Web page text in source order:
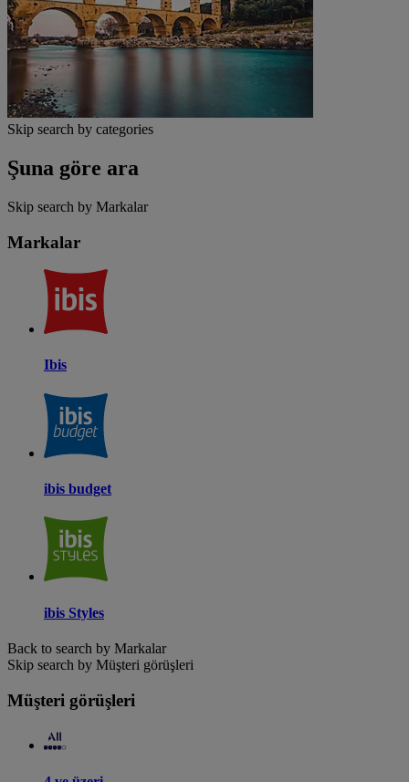
Skip search by categories
Şuna göre ara
Skip search by Markalar
Markalar
Ibis
ibis budget
ibis Styles
Back to search by Markalar
Skip search by Müşteri görüşleri
Müşteri görüşleri